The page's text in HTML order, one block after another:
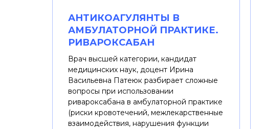
АНТИКОАГУЛЯНТЫ В
АМБУЛАТОРНОЙ ПРАКТИКЕ.
РИВАРОКСАБАН
Врач высшей категории, кандидат
медицинских наук, доцент Ирина
Васильевна Патеюк разбирает сложные
вопросы при использовании
ривароксабана в амбулаторной практике
(риски кровотечений, межлекарственные
взаимодействия, нарушения функции